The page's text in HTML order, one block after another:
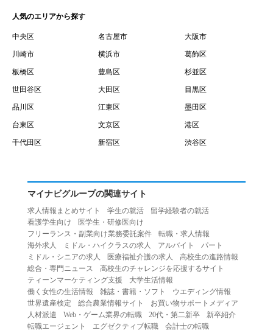
するために、選んだ物件を保留することを意味します。
１１.「予約情報」とは、物件を予約するために必要な当社
所定の情報を意味します。物件情報や期間、オプション等
１２.「キャンセル」とは、賃貸借契約締結後から契約期間
開始日前までに、利用者が賃貸借契約を解除することを意
味します。
１３.「中途解約」とは、賃貸借契約期間の途中で、利用者
１.利用者は、本サービスを利用する上で次の各号に定める
とします。
（１）重複、虚偽の情報、または自己以外の情報を登録す
る行為
（２）第三者になりすまして本サービスを利用する行為
（３）当社または第三者の著作権等の知的財産権、プライ
バシー、その他の権利を侵害する行為
（４）当社または第三者を誹謗中傷する行為
（５）当社または第三者に不利益を与える行為
人気のエリアから探す
中央区 名古屋市 大阪市
川崎市 横浜市 葛飾区
板橋区 豊島区 杉並区
世田谷区 大田区 目黒区
品川区 江東区 墨田区
台東区 文京区 港区
千代田区 新宿区 渋谷区
マイナビグループの関連サイト
求人情報まとめサイト 学生の就活
留学経験者の就活
看護学生向け
医学生・研修医向け
フリーランス・副業向け業務委託案件
転職・求人情報
海外求人
ミドル・ハイクラスの求人 アルバイト
パート
ミドル・シニアの求人
医療福祉介護の求人
高校生の進路情報
総合・専門ニュース
高校生のチャレンジを応援するサイト
ティーンマーケティング支援
大学生活情報
働く女性の生活情報
雑誌・書籍・ソフト
ウエディング情報
世界遺産検定
総合農業情報サイト
お買い物サポートメディア
人材派遣
Web・ゲーム業界の転職 20代・第二新卒
新卒紹介
転職エージェント
エグゼクティブ転職
会計士の転職